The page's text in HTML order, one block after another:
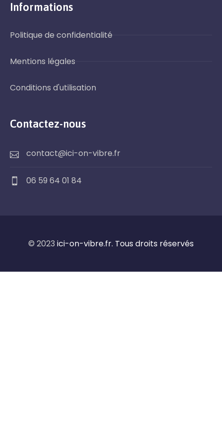
Informations
Politique de confidentialité
Mentions légales
Conditions d'utilisation
Contactez-nous
contact@ici-on-vibre.fr
06 59 64 01 84
© 2023 ici-on-vibre.fr. Tous droits réservés